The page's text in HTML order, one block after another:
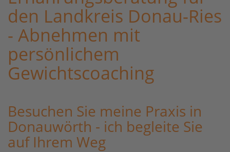
den Landkreis Donau-Ries
- Abnehmen mit
persönlichem
Gewichtscoaching
Besuchen Sie meine Praxis in
Donauwörth - ich begleite Sie
auf Ihrem Weg